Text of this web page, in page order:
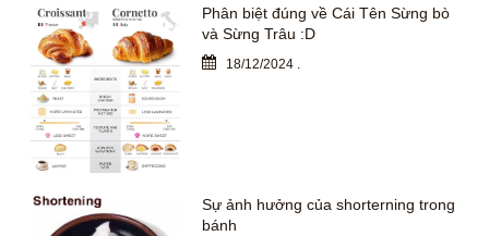
Phân biệt đúng về Cái Tên Sừng bò
và Sừng Trâu :D
18/12/2024 .
Sự ảnh hưởng của shorterning trong
bánh